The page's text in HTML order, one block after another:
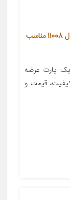
قفل درب جانبی عقب راست فابریک پارت مدل 11008 مناسب
پارت عرضه
کیفیت، قیمت و